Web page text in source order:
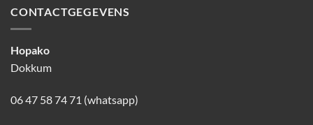
CONTACTGEGEVENS
Hopako
Dokkum
06 47 58 74 71 (whatsapp)